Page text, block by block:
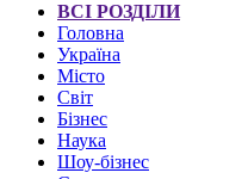
ВСІ РОЗДІЛИ
Головна
Україна
Місто
Світ
Бізнес
Наука
Шоу-бізнес